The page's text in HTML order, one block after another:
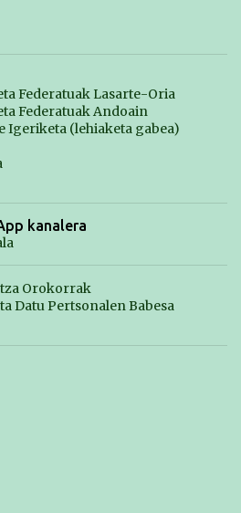
Federatuak Lasarte-Oria
Federatuak Andoain
Igeriketa (lehiaketa gabea)
kanalera
Orokorrak
Datu Pertsonalen Babesa